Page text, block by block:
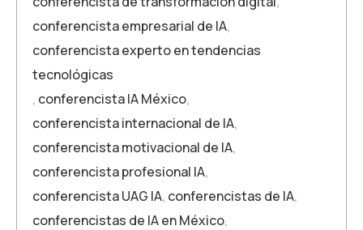
conferencista empresarial de IA,
conferencista experto en tendencias
tecnológicas
, conferencista IA México,
conferencista internacional de IA,
conferencista motivacional de IA,
conferencista profesional IA,
conferencista UAG IA, conferencistas de IA,
conferencistas de IA en México,